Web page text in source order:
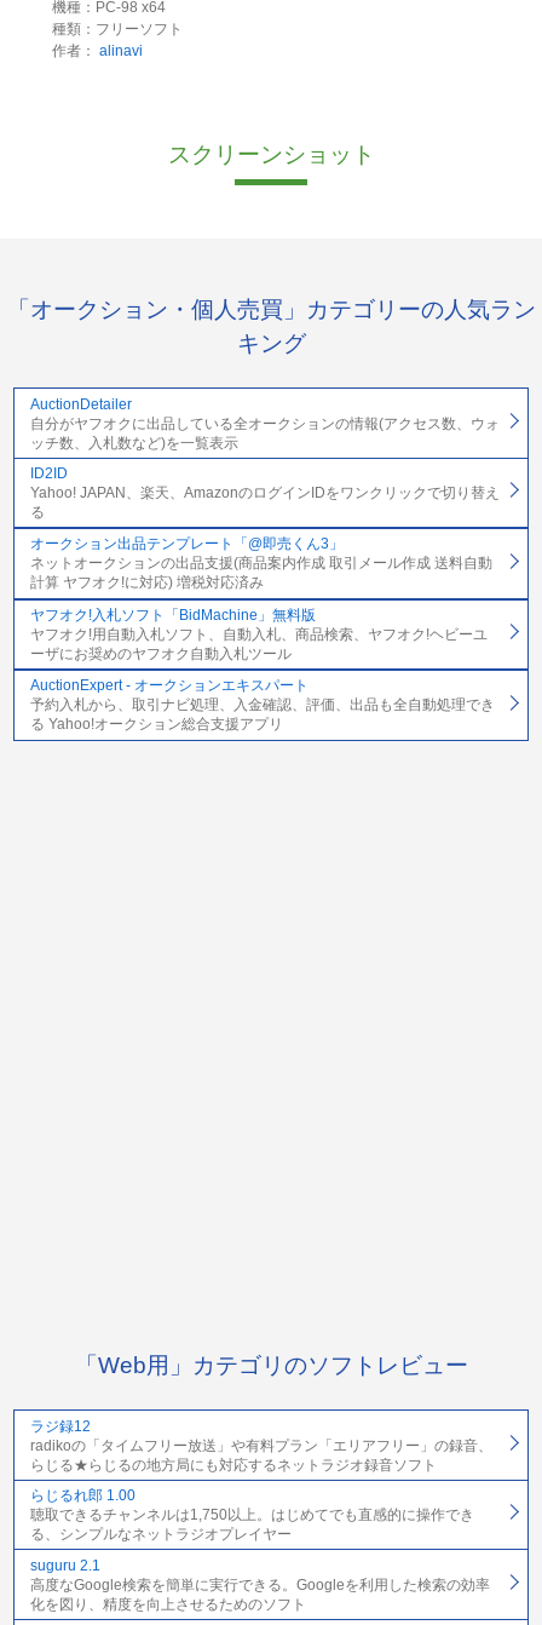
機種：PC-98 x64
種類：フリーソフト
作者： alinavi
スクリーンショット
「オークション・個人売買」カテゴリーの人気ラン
キング
AuctionDetailer
自分がヤフオクに出品している全オークションの情報(アクセス数、ウォ
ッチ数、入札数など)を一覧表示
ID2ID
Yahoo! JAPAN、楽天、AmazonのログインIDをワンクリックで切り替え
る
オークション出品テンプレート「@即売くん3」
ネットオークションの出品支援(商品案内作成 取引メール作成 送料自動
計算 ヤフオク!に対応) 増税対応済み
ヤフオク!入札ソフト「BidMachine」無料版
ヤフオク!用自動入札ソフト、自動入札、商品検索、ヤフオク!ヘビーユ
ーザにお奨めのヤフオク自動入札ツール
AuctionExpert - オークションエキスパート
予約入札から、取引ナビ処理、入金確認、評価、出品も全自動処理でき
る Yahoo!オークション総合支援アプリ
「Web用」カテゴリのソフトレビュー
ラジ録12
radikoの「タイムフリー放送」や有料プラン「エリアフリー」の録音、
らじる★らじるの地方局にも対応するネットラジオ録音ソフト
らじるれ郎 1.00
聴取できるチャンネルは1,750以上。はじめてでも直感的に操作でき
る、シンプルなネットラジオプレイヤー
suguru 2.1
高度なGoogle検索を簡単に実行できる。Googleを利用した検索の効率
化を図り、精度を向上させるためのソフト